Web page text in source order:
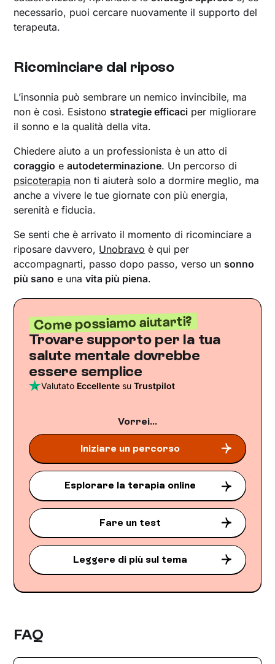
necessario, puoi cercare nuovamente il supporto del
terapeuta.
Ricominciare dal riposo
L’insonnia può sembrare un nemico invincibile, ma
non è così. Esistono strategie efficaci per migliorare
il sonno e la qualità della vita.
Chiedere aiuto a un professionista è un atto di
coraggio eautodeterminazione. Un percorso di
psicoterapia non ti aiuterà solo a dormire meglio, ma
anche a vivere le tue giornate con più energia,
serenità e fiducia.
Se senti che è arrivato il momento di ricominciare a
riposare davvero, Unobravo è qui per
accompagnarti, passo dopo passo, verso un sonno
più sano e unavita più piena.
Come possiamo aiutarti?
Trovare supporto per la tua
salute mentale dovrebbe
essere semplice
Valutato Eccellente suTrustpilot
Vorrei...
Iniziare un percorso
Esplorare la terapia online
Fare un test
Leggere di più sul tema
FAQ